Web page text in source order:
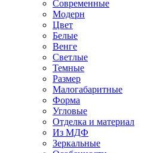
Современные
Модерн
Цвет
Белые
Венге
Светлые
Темные
Размер
Малогабаритные
Форма
Угловые
Отделка и материал
Из МДФ
Зеркальные